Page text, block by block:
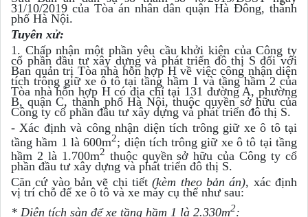
31/10/2019 của Tòa án nhân dân quận Hà Đông, thành
phố Hà Nội.
Tuyên xử:
1. Chấp nhận một phần yêu cầu khởi kiện của Công ty
cổ phần đầu tư xây dựng và phát triển đô thị S đối với
Ban quản trị Tòa nhà hỗn hợp H về việc công nhận diện
tích trông giữ xe ô tô tại tầng hầm 1 và tầng hầm 2 của
Tòa nhà hỗn hợp H có địa chỉ tại 131 đường A, phường
B, quận C, thành phố Hà Nội, thuộc quyền sở hữu của
Công ty cổ phần đầu tư xây dựng và phát triển đô thị S.
- Xác định và công nhận diện tích trông giữ xe ô tô tại
tầng hầm 1 là 600m2; diện tích trông giữ xe ô tô tại tầng
hầm 2 là 1.700m2 thuộc quyền sở hữu của Công ty cổ
phần đầu tư xây dựng và phát triển đô thị S.
Căn cứ vào bản vẽ chi tiết(kèm theo bản án), xác định
vị trí chỗ để xe ô tô và xe máy cụ thể như sau:
* Diện tích sàn để xe tầng hầm 1 là 2.330m2: